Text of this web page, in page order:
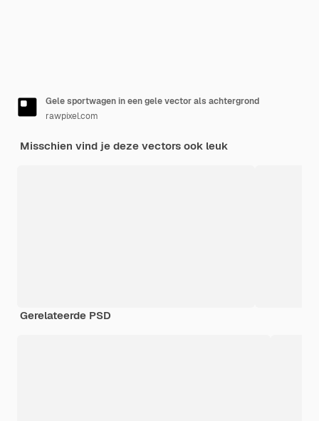
Gele sportwagen in een gele vector als achtergrond
rawpixel.com
Misschien vind je deze vectors ook leuk
Gerelateerde PSD